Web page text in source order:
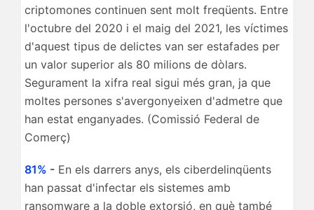
criptomones continuen sent molt freqüents. Entre
l'octubre del 2020 i el maig del 2021, les víctimes
d'aquest tipus de delictes van ser estafades per
un valor superior als 80 milions de dòlars.
Segurament la xifra real sigui més gran, ja que
moltes persones s'avergonyeixen d'admetre que
han estat enganyades. (Comissió Federal de
Comerç)
81% - En els darrers anys, els ciberdelinqüents
han passat d'infectar els sistemes amb
ransomware a la doble extorsió, en què també